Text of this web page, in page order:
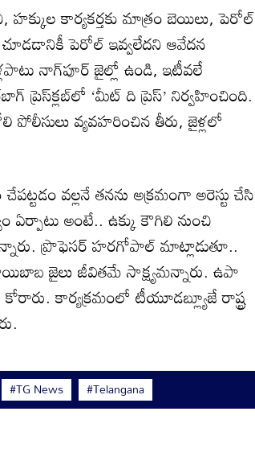
హక్కుల కార్యకర్తకు మాత్రం బెయిలు, పెరోల్‌
పెరోల్‌ ఇవ్వలేదని ఆవేదన
నాగ్‌పూర్‌ జైల్లో ఉండి, ఇటీవలే
‘మీట్‌ ది ప్రెస్‌’ నిర్వహించింది.
వ్యవహరించిన తీరు, జైళ్లలో
వల్లనే తనను అక్రమంగా అరెస్టు చేసి
ఏర్పాటు అంటే.. ఉక్కు కౌగిలి నుంచి
ప్రొఫెసర్‌ హరగోపాల్‌ మాట్లాడుతూ..
జైలు జీవితమే సాక్ష్యమన్నారు. ఉపా
కార్యక్రమంలో టీయూడబ్ల్యూజే రాష్ట్ర
#TG News #Telangana